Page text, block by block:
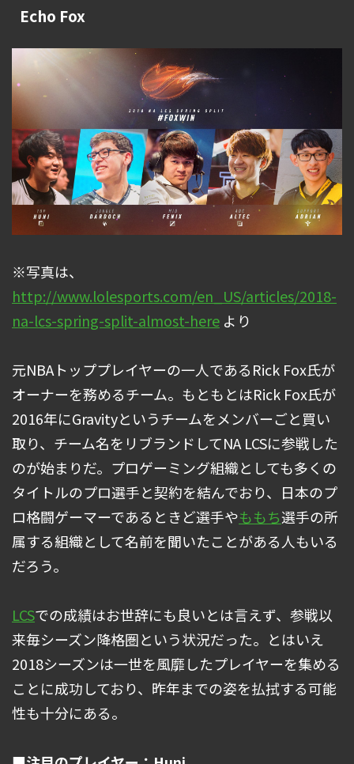
Echo Fox
※写真は、
http://www.lolesports.com/en_US/articles/2018-
na-lcs-spring-split-almost-here より
元NBAトッププレイヤーの一人であるRick Fox氏が
オーナーを務めるチーム。もともとはRick Fox氏が
2016年にGravityというチームをメンバーごと買い
取り、チーム名をリブランドしてNA LCSに参戦した
のが始まりだ。プロゲーミング組織としても多くの
タイトルのプロ選手と契約を結んでおり、日本のプ
ロ格闘ゲーマーであるときど選手やももち選手の所
属する組織として名前を聞いたことがある人もいる
だろう。
LCSでの成績はお世辞にも良いとは言えず、参戦以
来毎シーズン降格圏という状況だった。とはいえ
2018シーズンは一世を風靡したプレイヤーを集める
ことに成功しており、昨年までの姿を払拭する可能
性も十分にある。